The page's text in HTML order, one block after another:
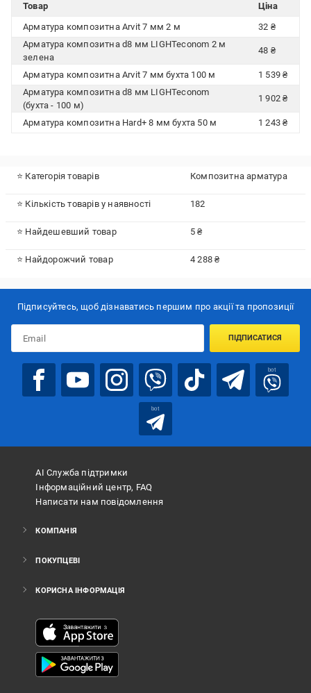
Товар
Ціна
Арматура композитна Arvit 7 мм 2 м
32 ₴
Арматура композитна d8 мм LIGHTeconom 2 м
зелена
48 ₴
Арматура композитна Arvit 7 мм бухта 100 м
1 539 ₴
Арматура композитна d8 мм LIGHTeconom
(бухта - 100 м)
1 902 ₴
Арматура композитна Hard+ 8 мм бухта 50 м 1 243 ₴
⭐ Категорія товарів Композитна арматура
⭐ Кількість товарів у наявності 182
⭐ Найдешевший товар 5 ₴
⭐ Найдорожчий товар 4 288 ₴
Підписуйтесь, щоб дізнаватись першим про акції та пропозиції
ПІДПИСАТИСЯ
bot
bot
АІ Служба підтримки
Інформаційний центр, FAQ
Написати нам повідомлення
КОМПАНІЯ
ПОКУПЦЕВІ
КОРИСНА ІНФОРМАЦІЯ